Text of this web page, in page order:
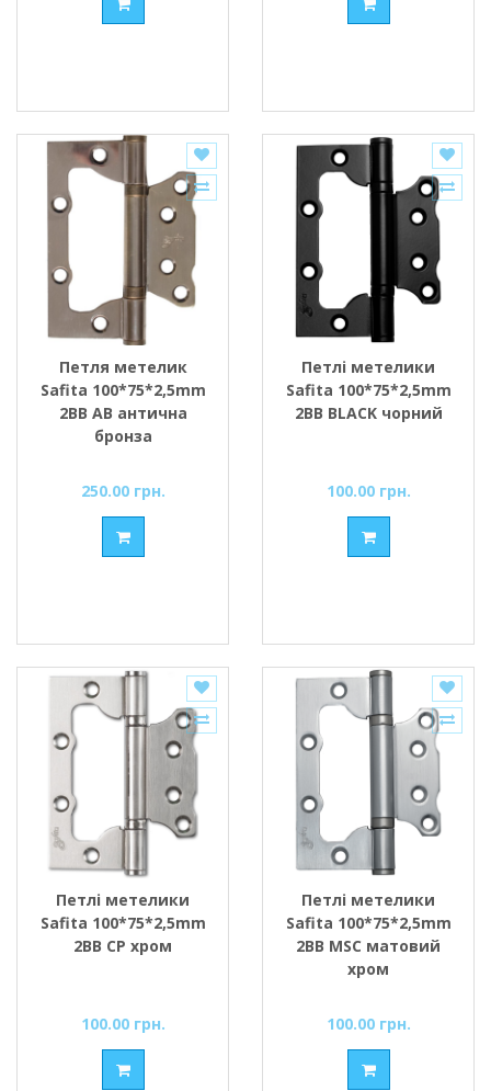
Петля метелик
Safita 100*75*2,5mm
2BB AB антична
бронза
250.00 грн.
Петлі метелики
Safita 100*75*2,5mm
2BB BLACK чорний
100.00 грн.
Петлі метелики
Safita 100*75*2,5mm
2BB CP хром
100.00 грн.
Петлі метелики
Safita 100*75*2,5mm
2BB MSC матовий
хром
100.00 грн.